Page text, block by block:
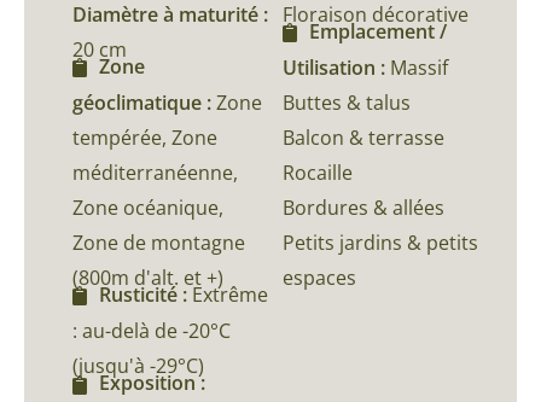
Diamètre à maturité :
20 cm
Zone
géoclimatique :Zone
tempérée, Zone
méditerranéenne,
Zone océanique,
Zone de montagne
(800m d'alt. et +)
Rusticité : Extrême
: au-delà de -20°C
(jusqu'à -29°C)
Exposition :
Floraison décorative
Emplacement /
Utilisation : Massif
Buttes & talus
Balcon & terrasse
Rocaille
Bordures & allées
Petits jardins & petits
espaces